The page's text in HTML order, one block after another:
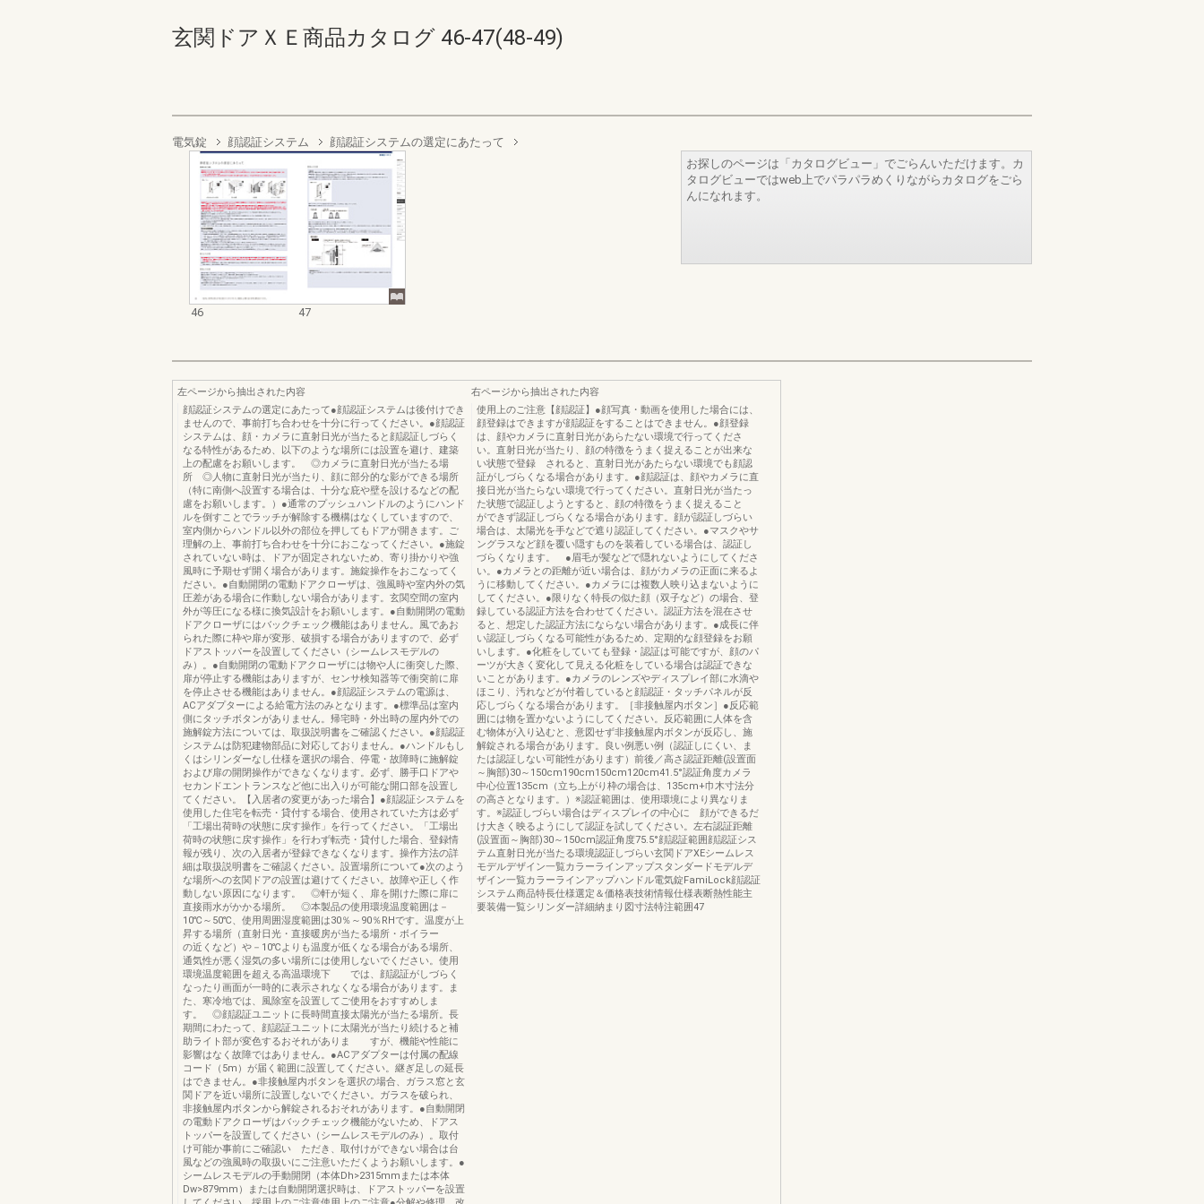
玄関ドアＸＥ商品カタログ 46-47(48-49)
電気錠 顔認証システム 顔認証システムの選定にあたって
46 47
お探しのページは「カタログビュー」でごらんいただけます。カ
タログビューではweb上でパラパラめくりながらカタログをごら
んになれます。
左ページから抽出された内容
顔認証システムの選定にあたって●顔認証システムは後付けでき
ませんので、事前打ち合わせを十分に行ってください。●顔認証
システムは、顔・カメラに直射日光が当たると顔認証しづらく
なる特性があるため、以下のような場所には設置を避け、建築
上の配慮をお願いします。 ◎カメラに直射日光が当たる場
所 ◎人物に直射日光が当たり、顔に部分的な影ができる場所
（特に南側へ設置する場合は、十分な庇や壁を設けるなどの配
慮をお願いします。）●通常のプッシュハンドルのようにハンド
ルを倒すことでラッチが解除する機構はなくしていますので、
室内側からハンドル以外の部位を押してもドアが開きます。ご
理解の上、事前打ち合わせを十分におこなってください。●施錠
されていない時は、ドアが固定されないため、寄り掛かりや強
風時に予期せず開く場合があります。施錠操作をおこなってく
ださい。●自動開閉の電動ドアクローザは、強風時や室内外の気
圧差がある場合に作動しない場合があります。玄関空間の室内
外が等圧になる様に換気設計をお願いします。●自動開閉の電動
ドアクローザにはバックチェック機能はありません。風であお
られた際に枠や扉が変形、破損する場合がありますので、必ず
ドアストッパーを設置してください（シームレスモデルの
み）。●自動開閉の電動ドアクローザには物や人に衝突した際、
扉が停止する機能はありますが、センサ検知器等で衝突前に扉
を停止させる機能はありません。●顔認証システムの電源は、
ACアダプターによる給電方法のみとなります。●標準品は室内
側にタッチボタンがありません。帰宅時・外出時の屋内外での
施解錠方法については、取扱説明書をご確認ください。●顔認証
システムは防犯建物部品に対応しておりません。●ハンドルもし
くはシリンダーなし仕様を選択の場合、停電・故障時に施解錠
および扉の開閉操作ができなくなります。必ず、勝手口ドアや
セカンドエントランスなど他に出入りが可能な開口部を設置し
てください。【入居者の変更があった場合】●顔認証システムを
使用した住宅を転売・貸付する場合、使用されていた方は必ず
「工場出荷時の状態に戻す操作」を行ってください。「工場出
荷時の状態に戻す操作」を行わず転売・貸付した場合、登録情
報が残り、次の入居者が登録できなくなります。操作方法の詳
細は取扱説明書をご確認ください。設置場所について●次のよう
な場所への玄関ドアの設置は避けてください。故障や正しく作
動しない原因になります。 ◎軒が短く、扉を開けた際に扉に
直接雨水がかかる場所。 ◎本製品の使用環境温度範囲は－
10℃～50℃、使用周囲湿度範囲は30％～90％RHです。温度が上
昇する場所（直射日光・直接暖房が当たる場所・ボイラー
の近くなど）や－10℃よりも温度が低くなる場合がある場所、
通気性が悪く湿気の多い場所には使用しないでください。使用
環境温度範囲を超える高温環境下 では、顔認証がしづらく
なったり画面が一時的に表示されなくなる場合があります。ま
た、寒冷地では、風除室を設置してご使用をおすすめしま
す。 ◎顔認証ユニットに長時間直接太陽光が当たる場所。長
期間にわたって、顔認証ユニットに太陽光が当たり続けると補
助ライト部が変色するおそれがありま すが、機能や性能に
影響はなく故障ではありません。●ACアダプターは付属の配線
コード（5m）が届く範囲に設置してください。継ぎ足しの延長
はできません。●非接触屋内ボタンを選択の場合、ガラス窓と玄
関ドアを近い場所に設置しないでください。ガラスを破られ、
非接触屋内ボタンから解錠されるおそれがあります。●自動開閉
の電動ドアクローザはバックチェック機能がないため、ドアス
トッパーを設置してください（シームレスモデルのみ）。取付
け可能か事前にご確認い ただき、取付けができない場合は台
風などの強風時の取扱いにご注意いただくようお願いします。●
シームレスモデルの手動開閉（本体Dh>2315mmまたは本体
Dw>879mm）または自動開閉選択時は、ドアストッパーを設置
右ページから抽出された内容
使用上のご注意【顔認証】●顔写真・動画を使用した場合には、
顔登録はできますが顔認証をすることはできません。●顔登録
は、顔やカメラに直射日光があらたない環境で行ってくださ
い。直射日光が当たり、顔の特徴をうまく捉えることが出来な
い状態で登録 されると、直射日光があたらない環境でも顔認
証がしづらくなる場合があります。●顔認証は、顔やカメラに直
接日光が当たらない環境で行ってください。直射日光が当たっ
た状態で認証しようとすると、顔の特徴をうまく捉えること
ができず認証しづらくなる場合があります。顔が認証しづらい
場合は、太陽光を手などで遮り認証してください。●マスクやサ
ングラスなど顔を覆い隠すものを装着している場合は、認証し
づらくなります。 ●眉毛が髪などで隠れないようにしてくださ
い。●カメラとの距離が近い場合は、顔がカメラの正面に来るよ
うに移動してください。●カメラには複数人映り込まないように
してください。●限りなく特長の似た顔（双子など）の場合、登
録している認証方法を合わせてください。認証方法を混在させ
ると、想定した認証方法にならない場合があります。●成長に伴
い認証しづらくなる可能性があるため、定期的な顔登録をお願
いします。●化粧をしていても登録・認証は可能ですが、顔のパ
ーツが大きく変化して見える化粧をしている場合は認証できな
いことがあります。●カメラのレンズやディスプレイ部に水滴や
ほこり、汚れなどが付着していると顔認証・タッチパネルが反
応しづらくなる場合があります。［非接触屋内ボタン］●反応範
囲には物を置かないようにしてください。反応範囲に人体を含
む物体が入り込むと、意図せず非接触屋内ボタンが反応し、施
解錠される場合があります。良い例悪い例（認証しにくい、ま
たは認証しない可能性があります）前後／高さ認証距離(設置面
～胸部)30～150cm190cm150cm120cm41.5°認証角度カメラ
中心位置135cm（立ち上がり枠の場合は、135cm+巾木寸法分
の高さとなります。）※認証範囲は、使用環境により異なりま
す。※認証しづらい場合はディスプレイの中心に 顔ができるだ
け大きく映るようにして認証を試してください。左右認証距離
(設置面～胸部)30～150cm認証角度75.5°顔認証範囲顔認証シス
テム直射日光が当たる環境認証しづらい玄関ドアXEシームレス
モデルデザイン一覧カラーラインアップスタンダードモデルデ
ザイン一覧カラーラインアップハンドル電気錠FamiLock顔認証
システム商品特長仕様選定＆価格表技術情報仕様表断熱性能主
要装備一覧シリンダー詳細納まり図寸法特注範囲47